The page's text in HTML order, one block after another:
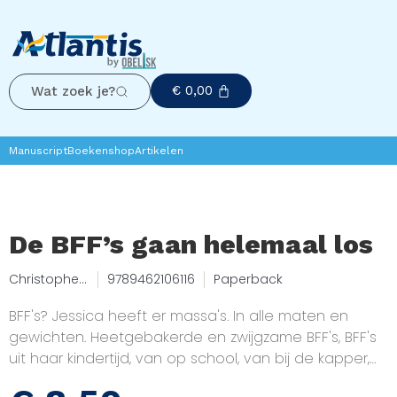
Wat zoek je? € 0,00
ManuscriptBoekenshopArtikelen
De BFF’s gaan helemaal los
Christophe
9789462106116 Paperback
BFF's? Jessica heeft er massa's. In alle maten en
gewichten. Heetgebakerde en zwijgzame BFF's, BFF's
uit haar kindertijd, van op school, van bij de kapper,